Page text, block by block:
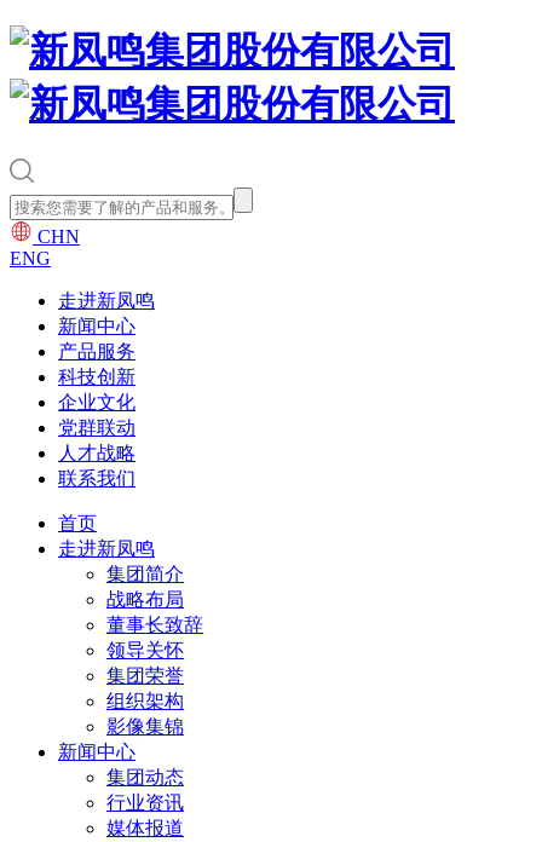
CHN
ENG
走进新凤鸣
新闻中心
产品服务
科技创新
企业文化
党群联动
人才战略
联系我们
首页
走进新凤鸣
集团简介
战略布局
董事长致辞
领导关怀
集团荣誉
组织架构
影像集锦
新闻中心
集团动态
行业资讯
媒体报道